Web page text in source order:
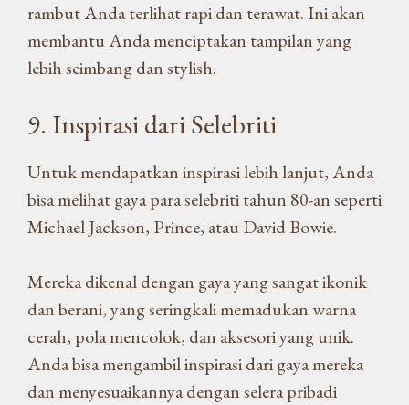
rambut Anda terlihat rapi dan terawat. Ini akan
membantu Anda menciptakan tampilan yang
lebih seimbang dan stylish.
9. Inspirasi dari Selebriti
Untuk mendapatkan inspirasi lebih lanjut, Anda
bisa melihat gaya para selebriti tahun 80-an seperti
Michael Jackson, Prince, atau David Bowie.
Mereka dikenal dengan gaya yang sangat ikonik
dan berani, yang seringkali memadukan warna
cerah, pola mencolok, dan aksesori yang unik.
Anda bisa mengambil inspirasi dari gaya mereka
dan menyesuaikannya dengan selera pribadi